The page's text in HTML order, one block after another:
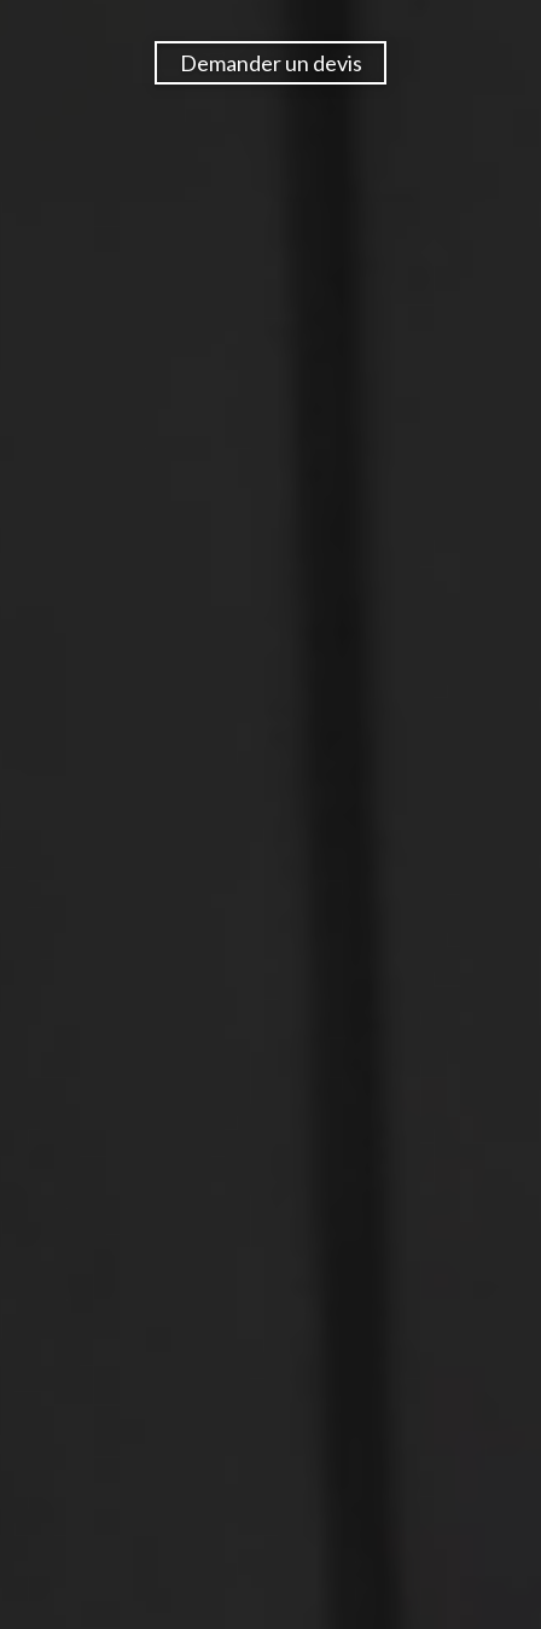
Demander un devis